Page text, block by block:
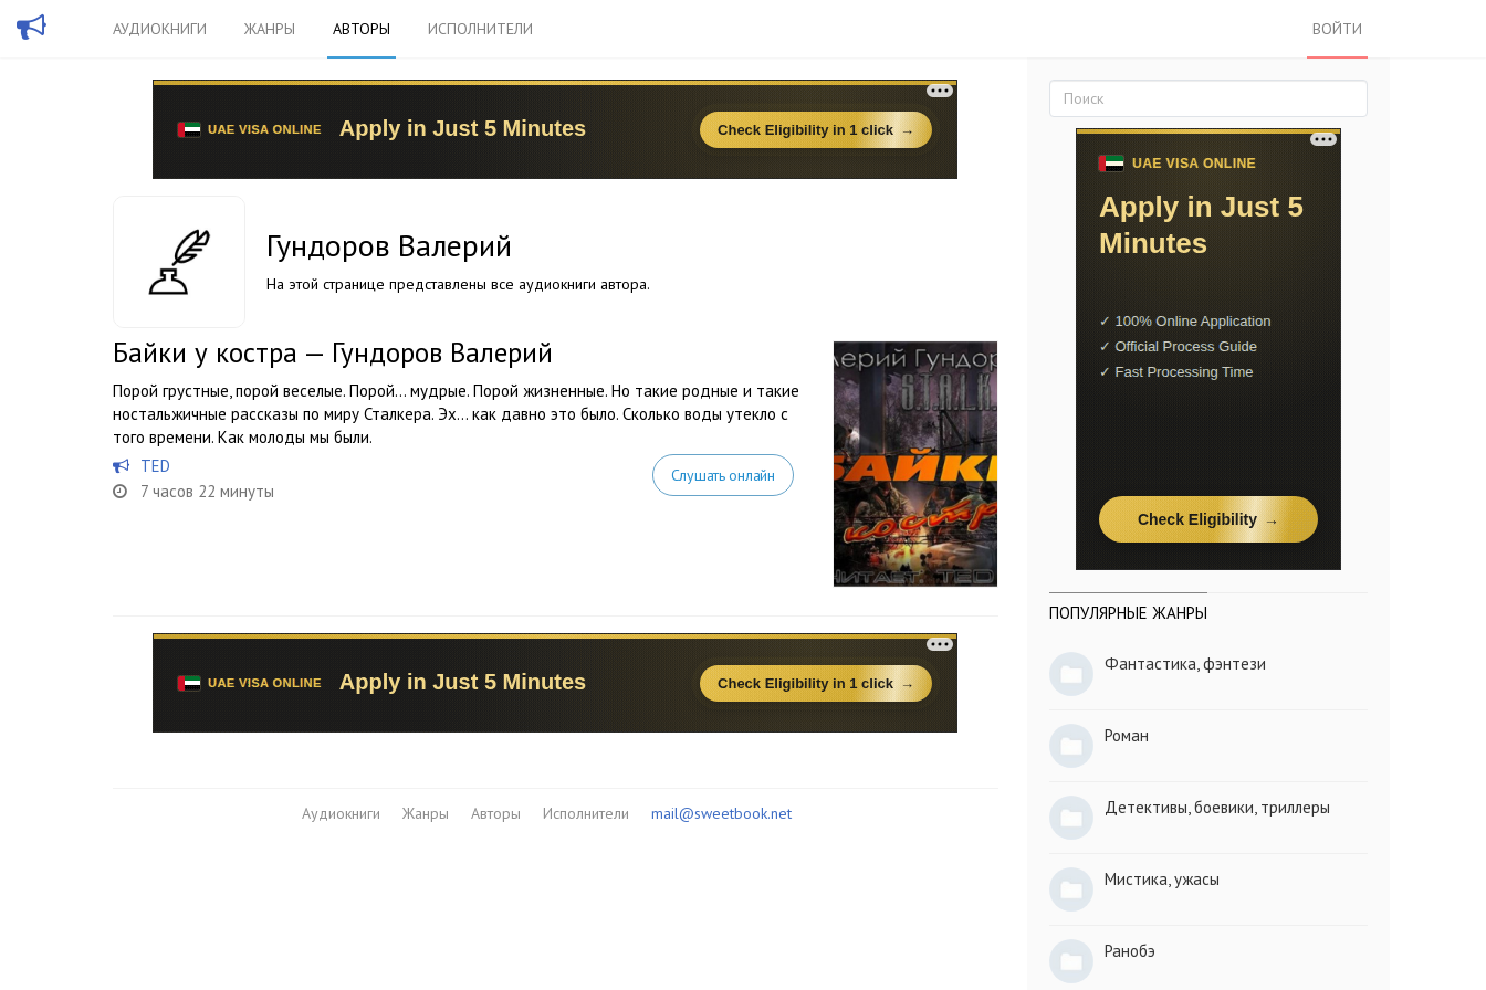
АУДИОКНИГИ ЖАНРЫ АВТОРЫ ИСПОЛНИТЕЛИ ВОЙТИ
Гундоров Валерий
На этой странице представлены все аудиокниги автора.
Байки у костра — Гундоров Валерий
Порой грустные, порой веселые. Порой… мудрые. Порой жизненные. Но такие родные и такие
ностальжичные рассказы по миру Сталкера. Эх… как давно это было. Сколько воды утекло с
того времени. Как молоды мы были.
TED
7 часов 22 минуты
Слушать онлайн
Аудиокниги Жанры Авторы Исполнители mail@sweetbook.net
ПОПУЛЯРНЫЕ ЖАНРЫ
Фантастика, фэнтези
Роман
Детективы, боевики, триллеры
Мистика, ужасы
Ранобэ